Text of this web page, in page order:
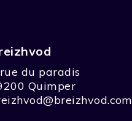
du paradis
Quimper